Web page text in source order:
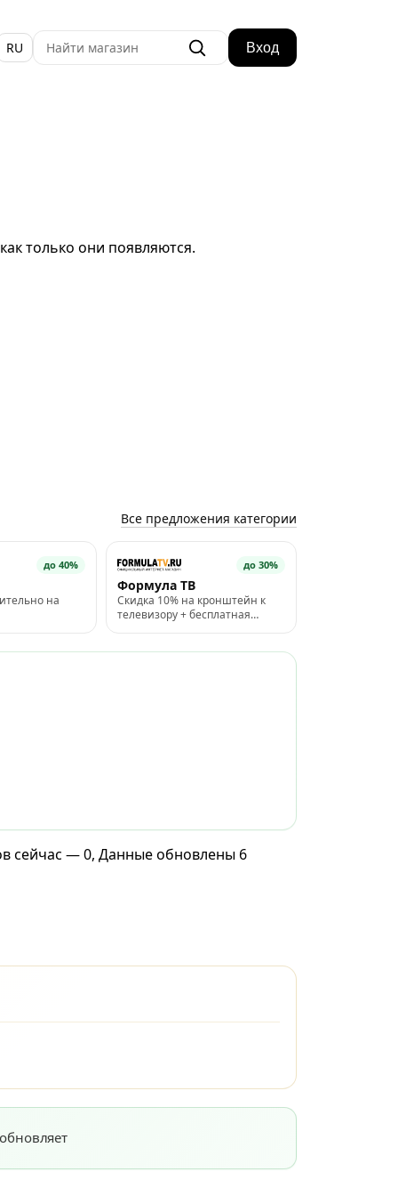
RU Вход
только они появляются.
Все предложения категории
до 40%
на
до 30%
Формула ТВ
Скидка 10% на кронштейн к
телевизору + бесплатная
сейчас — 0, Данные обновлены 6